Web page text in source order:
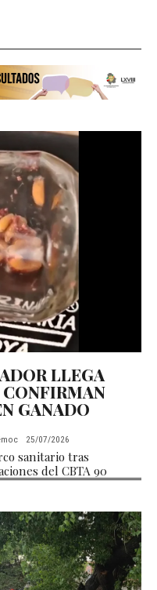
LLEGA
GANADO
25/07/2026
sanitario tras
del CBTA 90